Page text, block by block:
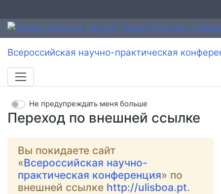
Всероссийская научно-практическая
Переход по внешней ссылке
Не предупреждать меня больше
Вы покидаете сайт
«Всероссийская научно-
практическая конференция» по
внешней ссылке http://ulisboa.pt.